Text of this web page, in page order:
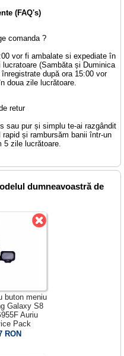
(FAQ's)
comanda ?
vor fi ambalate si expediate în
(Sambăta și Duminica
după ora 15:00 vor
doua zile lucrătoare.
retur
sau pur și simplu te-ai razgândit
și rambursăm banii într-un
zile lucrătoare.
dumneavoastră de
buton meniu
Galaxy S8
Auriu
Pack
RON